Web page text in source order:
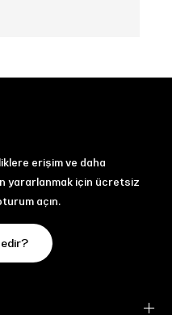
erişim ve daha
yararlanmak için ücretsiz
açın.